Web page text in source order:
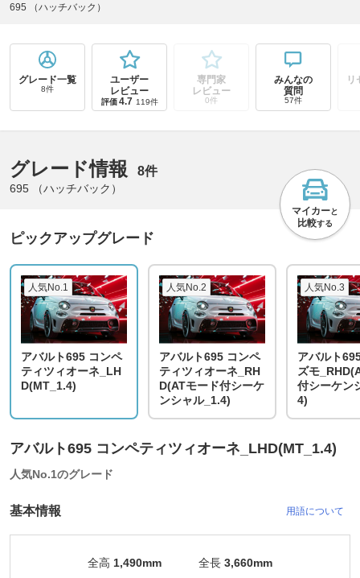
695 （ハッチバック）
グレード一覧
8件
ユーザー
レビュー
評価 4.7 119件
専門家
レビュー
0件
みんなの
質問
57件
リ
グレード情報 8件
695 （ハッチバック）
マイカーと
比較する
ピックアップグレード
人気No.1
アバルト695 コンペ
ティツィオーネ_LH
D(MT_1.4)
人気No.2
アバルト695 コンペ
ティツィオーネ_RH
D(ATモード付シーケ
ンシャル_1.4)
人気No.3
アバルト
ズモ
付シーケン
4)
アバルト695 コンペティツィオーネ_LHD(MT_1.4)
人気No.1のグレード
基本情報 用語について
全高 1,490mm 全長 3,660mm